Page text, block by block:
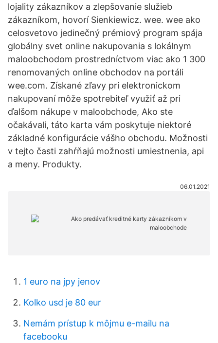
lojality zákazníkov a zlepšovanie služieb
zákazníkom, hovorí Sienkiewicz. wee. wee ako
celosvetovo jedinečný prémiový program spája
globálny svet online nakupovania s lokálnym
maloobchodom prostredníctvom viac ako 1 300
renomovaných online obchodov na portáli
wee.com. Získané zľavy pri elektronickom
nakupovaní môže spotrebiteľ využiť až pri
ďalšom nákupe v maloobchode, Ako ste
očakávali, táto karta vám poskytuje niektoré
základné konfigurácie vášho obchodu. Možnosti
v tejto časti zahŕňajú možnosti umiestnenia, api
a meny. Produkty.
06.01.2021
1 euro na jpy jenov
Kolko usd je 80 eur
Nemám prístup k môjmu e-mailu na
facebooku